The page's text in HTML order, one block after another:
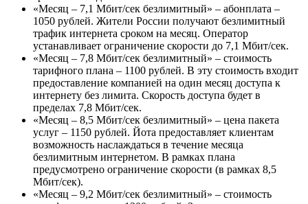
«Месяц – 7,1 Мбит/сек безлимитный» – абонплата –
1050 рублей. Жители России получают безлимитный
трафик интернета сроком на месяц. Оператор
устанавливает ограничение скорости до 7,1 Мбит/сек.
«Месяц – 7,8 Мбит/сек безлимитный» – стоимость
тарифного плана – 1100 рублей. В эту стоимость входит
предоставление компанией на один месяц доступа к
интернету без лимита. Скорость доступа будет в
пределах 7,8 Мбит/сек.
«Месяц – 8,5 Мбит/сек безлимитный» – цена пакета
услуг – 1150 рублей. Йота предоставляет клиентам
возможность наслаждаться в течение месяца
безлимитным интернетом. В рамках плана
предусмотрено ограничение скорости (в рамках 8,5
Мбит/сек).
«Месяц – 9,2 Мбит/сек безлимитный» – стоимость